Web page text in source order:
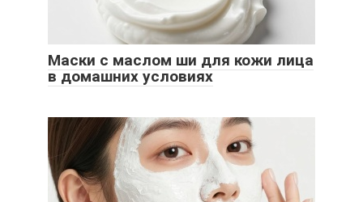
Маски с маслом ши для кожи лица
в домашних условиях